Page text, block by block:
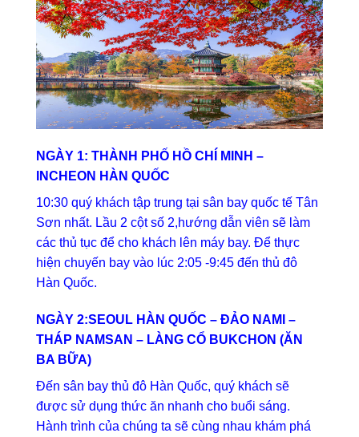
NGÀY 1: THÀNH PHỐ HỒ CHÍ MINH –
INCHEON HÀN QUỐC
10:30 quý khách tập trung tại sân bay quốc tế Tân
Sơn nhất. Lầu 2 cột số 2,hướng dẫn viên sẽ làm
các thủ tục để cho khách lên máy bay. Để thực
hiện chuyến bay vào lúc 2:05 -9:45 đến thủ đô
Hàn Quốc.
NGÀY 2:SEOUL HÀN QUỐC – ĐẢO NAMI –
THÁP NAMSAN – LÀNG CỔ BUKCHON (ĂN
BA BỮA)
Đến sân bay thủ đô Hàn Quốc, quý khách sẽ
được sử dụng thức ăn nhanh cho buổi sáng.
Hành trình của chúng ta sẽ cùng nhau khám phá